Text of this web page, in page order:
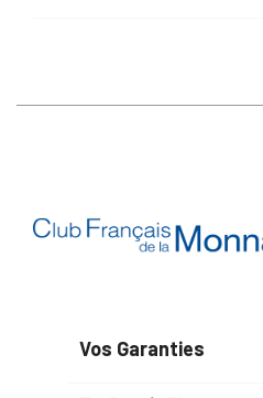
Vos Garanties